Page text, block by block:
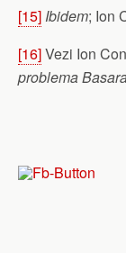
[15] Ibidem; Ion
[16]Vezi Ion
problema